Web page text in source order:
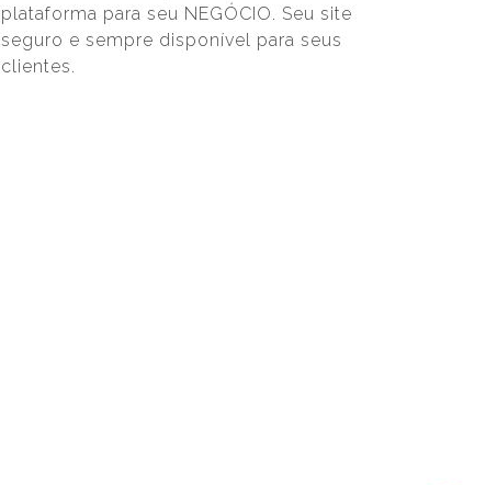
plataforma para seu NEGÓCIO. Seu site
seguro e sempre disponível para seus
clientes.